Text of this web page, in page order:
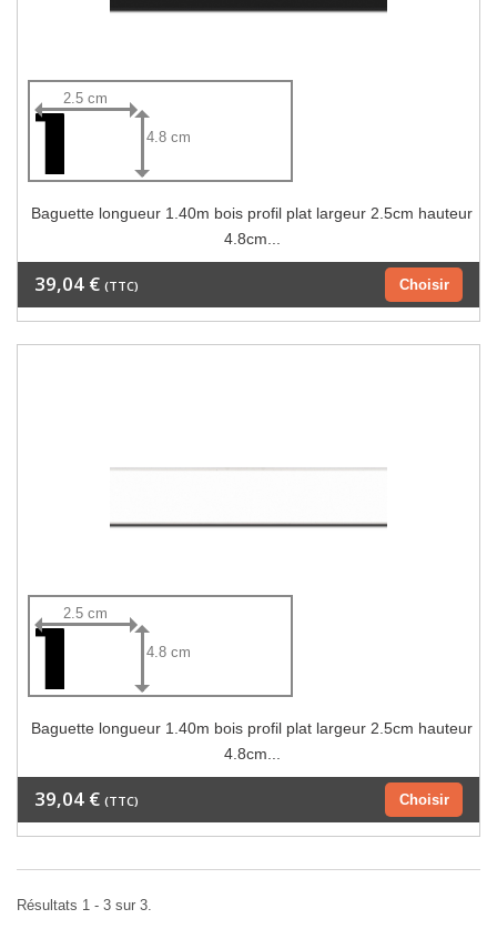
2.5 cm
4.8 cm
Baguette longueur 1.40m bois profil plat largeur 2.5cm hauteur
4.8cm...
Choisir
39,04 € (TTC)
2.5 cm
4.8 cm
Baguette longueur 1.40m bois profil plat largeur 2.5cm hauteur
4.8cm...
Choisir
39,04 € (TTC)
Résultats 1 - 3 sur 3.